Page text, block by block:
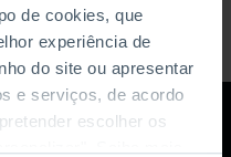
de cookies, que
experiência de
do site ou apresentar
e serviços, de acordo
escolher os